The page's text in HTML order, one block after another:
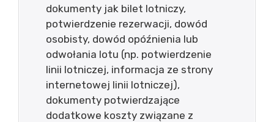
dokumenty jak bilet lotniczy,
potwierdzenie rezerwacji, dowód
osobisty, dowód opóźnienia lub
odwołania lotu (np. potwierdzenie
linii lotniczej, informacja ze strony
internetowej linii lotniczej),
dokumenty potwierdzające
dodatkowe koszty związane z